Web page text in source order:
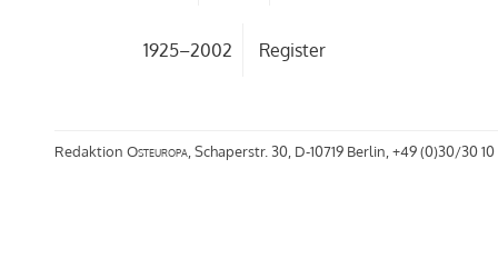
1925–2002 Register
Redaktion Osteuropa, Schaperstr. 30, D-10719 Berlin, +49 (0)30/30